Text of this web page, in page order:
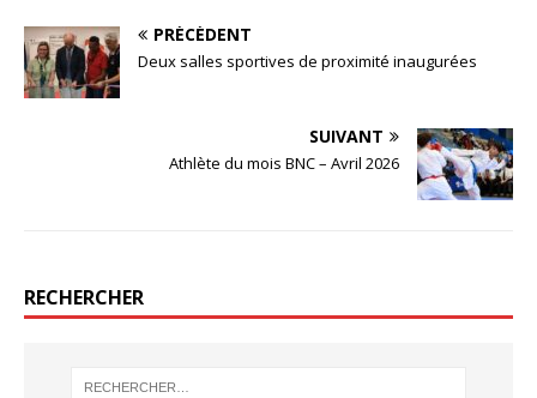
PRÉCÉDENT
Deux salles sportives de proximité inaugurées
SUIVANT
Athlète du mois BNC – Avril 2026
RECHERCHER